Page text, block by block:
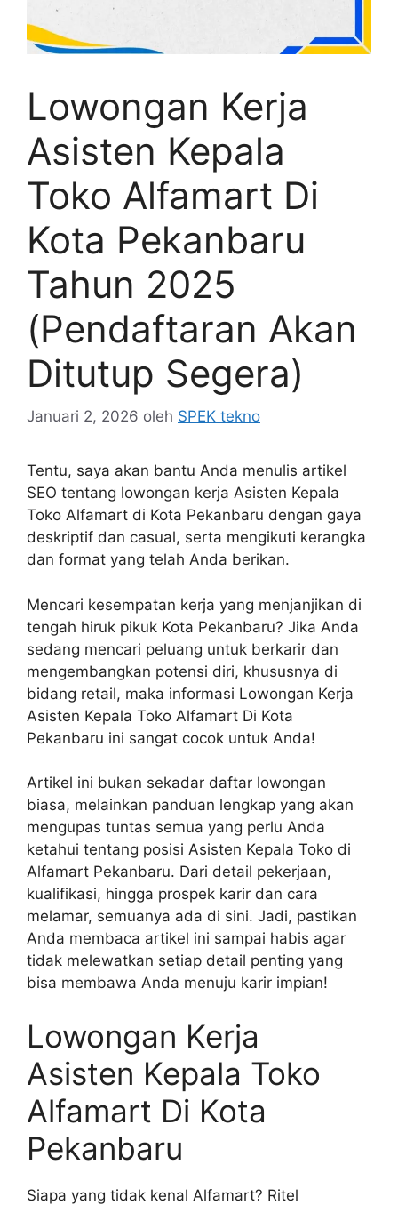
Lowongan Kerja
Asisten Kepala
Toko Alfamart Di
Kota Pekanbaru
Tahun 2025
(Pendaftaran Akan
Ditutup Segera)
Januari 2, 2026 oleh SPEK tekno
Tentu, saya akan bantu Anda menulis artikel
SEO tentang lowongan kerja Asisten Kepala
Toko Alfamart di Kota Pekanbaru dengan gaya
deskriptif dan casual, serta mengikuti kerangka
dan format yang telah Anda berikan.
Mencari kesempatan kerja yang menjanjikan di
tengah hiruk pikuk Kota Pekanbaru? Jika Anda
sedang mencari peluang untuk berkarir dan
mengembangkan potensi diri, khususnya di
bidang retail, maka informasi Lowongan Kerja
Asisten Kepala Toko Alfamart Di Kota
Pekanbaru ini sangat cocok untuk Anda!
Artikel ini bukan sekadar daftar lowongan
biasa, melainkan panduan lengkap yang akan
mengupas tuntas semua yang perlu Anda
ketahui tentang posisi Asisten Kepala Toko di
Alfamart Pekanbaru. Dari detail pekerjaan,
kualifikasi, hingga prospek karir dan cara
melamar, semuanya ada di sini. Jadi, pastikan
Anda membaca artikel ini sampai habis agar
tidak melewatkan setiap detail penting yang
bisa membawa Anda menuju karir impian!
Lowongan Kerja
Asisten Kepala Toko
Alfamart Di Kota
Pekanbaru
Siapa yang tidak kenal Alfamart? Ritel